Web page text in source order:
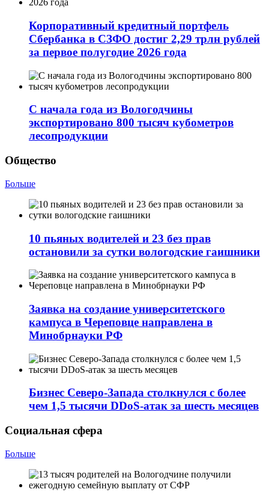
Корпоративный кредитный портфель
Сбербанка в СЗФО достиг 2,29 трлн рублей
за первое полугодие 2026 года
С начала года из Вологодчины
экспортировано 800 тысяч кубометров
лесопродукции
Общество
Больше
10 пьяных водителей и 23 без прав
остановили за сутки вологодские гаишники
Заявка на создание университетского
кампуса в Череповце направлена в
Минобрнауки РФ
Бизнес Северо-Запада столкнулся с более
чем 1,5 тысячи DDoS-атак за шесть месяцев
Социальная сфера
Больше